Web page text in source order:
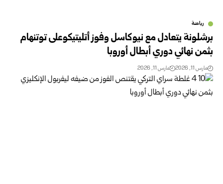
رياضة
برشلونة يتعادل مع نيوكاسل وفوز أتليتيكوعلى توتنهام
بثمن نهائي دوري أبطال أوروبا
مارس 11, 2026 مارس 11, 2026